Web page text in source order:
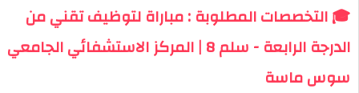
🎓 التخصصات المطلوبة : مباراة لتوظيف تقني من
الدرجة الرابعة - سلم 8 | المركز الاستشفائي الجامعي
سوس ماسة